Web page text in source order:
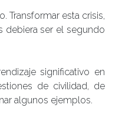
Transformar esta crisis,
debiera ser el segundo
significativo en
de civilidad, de
algunos ejemplos.